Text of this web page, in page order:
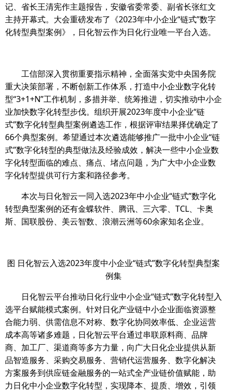
记、省长王清宪作主题报告，安徽省委常委、副省长张红文
主持开幕式。大会重磅发布了《2023年中小企业“链式”数字
化转型典型案例》，日化智云作为日化行业唯一平台入选。
工信部深入贯彻重要指示精神，全面落实党中央国务院
重大决策部署，不断创新工作体系，打造中小企业数字化转
型“3+1+N”工作机制，多措并举、统筹推进，切实推动中小企
业加快数字化转型步伐。组织开展2023年度中小企业“链
式”数字化转型典型案例遴选工作，根据评审结果择优确定了
66个典型案例。希望通过本次遴选能够推广一批中小企业“链
式”数字化转型的典型做法及经验成效，解决一些中小企业数
字化转型面临的难点、痛点、堵点问题，为广大中小企业数
字化转型提供可行方案和路径参考。
本次与日化智云一同入选2023年中小企业“链式”数字化
转型典型案例的还有金蝶软件、腾讯、三六零、TCL、卡奥
斯、国联股份、美云智数、浪潮云洲等60余家知名企业。
图 日化智云入选2023年度中小企业“链式”数字化转型典型案
例集
日化智云平台推动日化行业中小企业“链式”数字化转型入
选平台赋能模式案例。针对日化产业链中小企业面临资源整
合能力弱、供需信息不对称、数字化协同效率低、企业运营
成本高等诸多难题，日化智云平台通过串联原料商、品牌
商、加工厂、渠道商等多方力量，向广大日化企业提供从新
品智造服务、采购交易服务、营销代运营服务、数字化解决
方案服务到供应链金融服务的一站式全产业链价值赋能，助
力日化中小企业数字化转型，实现降本、提质、增效，引领